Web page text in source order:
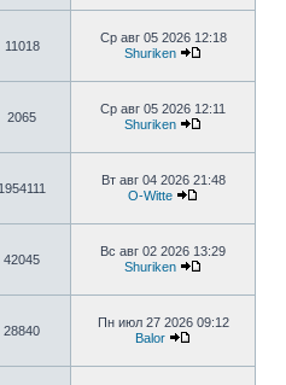
11018
Ср авг 05 2026 12:18
Shuriken
2065
Ср авг 05 2026 12:11
Shuriken
1954111
Вт авг 04 2026 21:48
O-Witte
42045
Вс авг 02 2026 13:29
Shuriken
28840
Пн июл 27 2026 09:12
Balor